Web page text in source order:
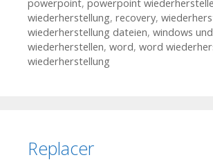
powerpoint, powerpoint
wiederherstellung, recovery,
wiederherstellung dateien, windows
wiederherstellen, word, word
wiederherstellung
Replacer